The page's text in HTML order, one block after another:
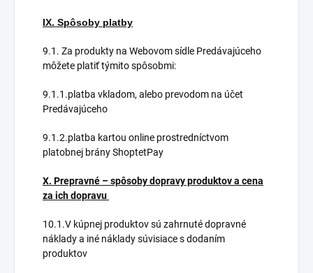
IX. Spôsoby platby
9.1. Za produkty na Webovom sídle Predávajúceho
môžete platiť týmito spôsobmi:
9.1.1.platba vkladom, alebo prevodom na účet
Predávajúceho
9.1.2.platba kartou online prostredníctvom
platobnej brány ShoptetPay
X. Prepravné – spôsoby dopravy produktov a cena
za ich dopravu
10.1.V kúpnej produktov sú zahrnuté dopravné
náklady a iné náklady súvisiace s dodaním
produktov